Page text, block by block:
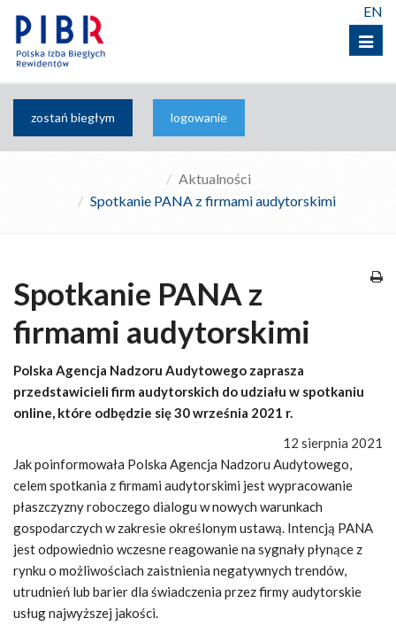
Menu
EN
zostań biegłym logowanie
Aktualności
Spotkanie PANA z firmami audytorskimi
Spotkanie PANA z
firmami audytorskimi
Polska Agencja Nadzoru Audytowego zaprasza
przedstawicieli firm audytorskich do udziału w spotkaniu
online, które odbędzie się 30 września 2021 r.
12 sierpnia 2021
Jak poinformowała Polska Agencja Nadzoru Audytowego,
celem spotkania z firmami audytorskimi jest wypracowanie
płaszczyzny roboczego dialogu w nowych warunkach
gospodarczych w zakresie określonym ustawą. Intencją PANA
jest odpowiednio wczesne reagowanie na sygnały płynące z
rynku o możliwościach zaistnienia negatywnych trendów,
utrudnień lub barier dla świadczenia przez firmy audytorskie
usług najwyższej jakości.